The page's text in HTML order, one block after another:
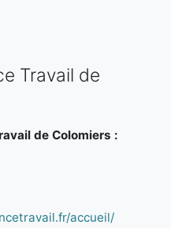
Travail de
de Colomiers :
accueil/